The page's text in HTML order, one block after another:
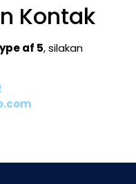
Kontak
af 5, silakan